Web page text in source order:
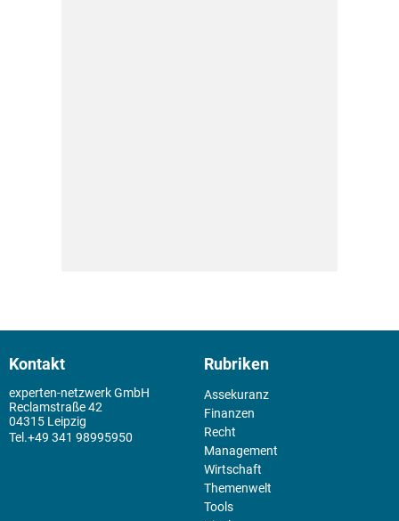
Kontakt
experten-netzwerk GmbH
Reclamstraße 42
04315 Leipzig
+49 341 98995950
Rubriken
Assekuranz
Finanzen
Recht
Management
Wirtschaft
Themenwelt
Tools